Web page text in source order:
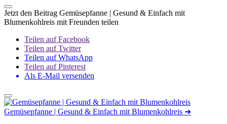
Jetzt den Beitrag Gemüsepfanne | Gesund & Einfach mit
Blumenkohlreis mit Freunden teilen
Teilen auf Facebook
Teilen auf Twitter
Teilen auf WhatsApp
Teilen auf Pinterest
Als E-Mail versenden
Gemüsepfanne | Gesund & Einfach mit Blumenkohlreis ➜